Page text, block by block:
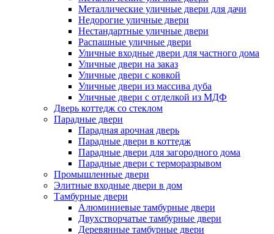
Металлические уличные двери для дачи
Недорогие уличные двери
Нестандартные уличные двери
Распашные уличные двери
Уличные входные двери для частного дома
Уличные двери на заказ
Уличные двери с ковкой
Уличные двери из массива дуба
Уличные двери с отделкой из МДФ
Дверь коттедж со стеклом
Парадные двери
Парадная арочная дверь
Парадные двери в коттедж
Парадные двери для загородного дома
Парадные двери с терморазрывом
Промышленные двери
Элитные входные двери в дом
Тамбурные двери
Алюминиевые тамбурные двери
Двухстворчатые тамбурные двери
Деревянные тамбурные двери